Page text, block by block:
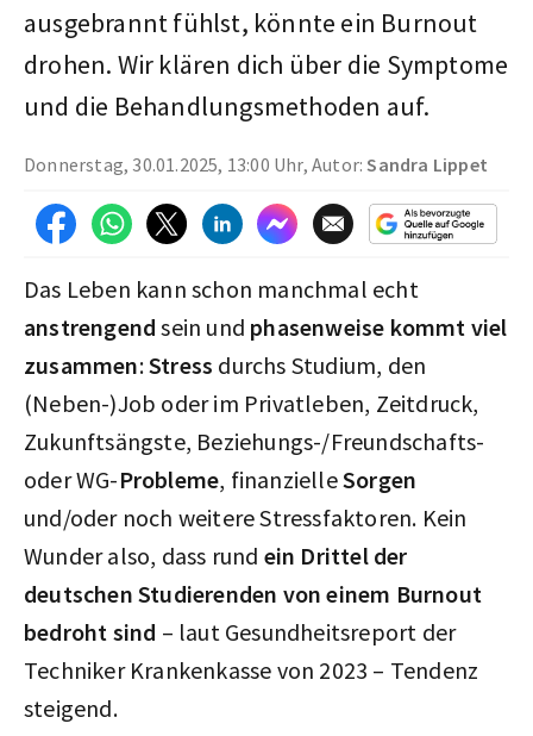
ausgebrannt fühlst, könnte ein Burnout
drohen. Wir klären dich über die Symptome
und die Behandlungsmethoden auf.
Donnerstag, 30.01.2025, 13:00 Uhr, Autor:Sandra Lippet
Das Leben kann schon manchmal echt
anstrengend sein und phasenweise kommt viel
zusammen:Stress durchs Studium, den
(Neben-)Job oder im Privatleben, Zeitdruck,
Zukunftsängste, Beziehungs-/Freundschafts-
oder WG-Probleme, finanzielleSorgen
und/oder noch weitere Stressfaktoren. Kein
Wunder also, dass rund ein Drittel der
deutschen Studierenden von einem Burnout
bedroht sind – laut Gesundheitsreport der
Techniker Krankenkasse von 2023 – Tendenz
steigend.